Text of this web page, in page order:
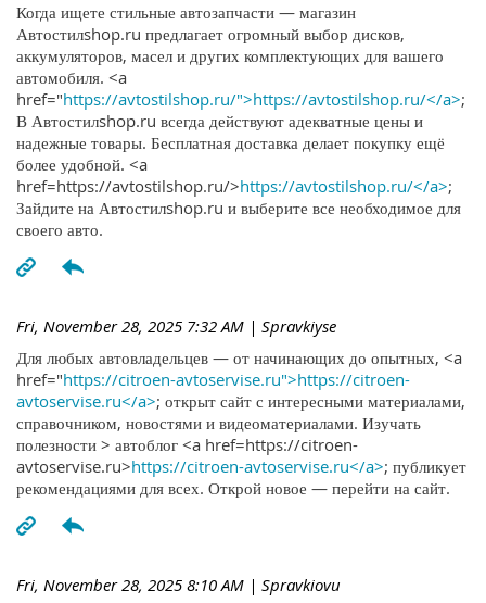
Когда ищете стильные автозапчасти — магазин
Автостилshop.ru предлагает огромный выбор дисков,
аккумуляторов, масел и других комплектующих для вашего
автомобиля. <a
href="https://avtostilshop.ru/">https://avtostilshop.ru/</a>;
В Автостилshop.ru всегда действуют адекватные цены и
надежные товары. Бесплатная доставка делает покупку ещё
более удобной. <a
href=https://avtostilshop.ru/>https://avtostilshop.ru/</a>;
Зайдите на Автостилshop.ru и выберите все необходимое для
своего авто.
Fri, November 28, 2025 7:32 AM | Spravkiyse
Для любых автовладельцев — от начинающих до опытных, <a
href="https://citroen-avtoservise.ru">https://citroen-
avtoservise.ru</a>; открыт сайт с интересными материалами,
справочником, новостями и видеоматериалами. Изучать
полезности > автоблог <a href=https://citroen-
avtoservise.ru>https://citroen-avtoservise.ru</a>; публикует
рекомендациями для всех. Открой новое — перейти на сайт.
Fri, November 28, 2025 8:10 AM | Spravkiovu